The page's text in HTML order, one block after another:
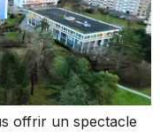
offrir un spectacle